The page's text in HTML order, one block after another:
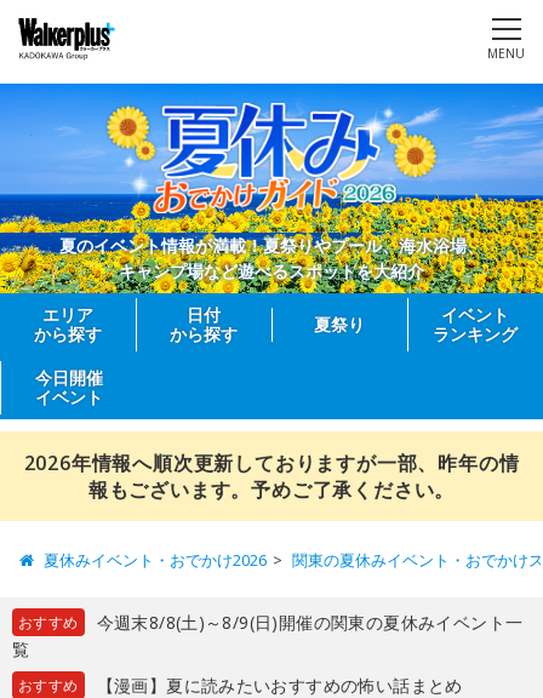
MENU
夏のイベント情報が満載！夏祭りやプール、海水浴場、
キャンプ場など遊べるスポットを大紹介
エリア
から探す
日付
から探す
夏祭り
イベント
ランキング
今日開催
イベント
2026年情報へ順次更新しておりますが一部、昨年の情
報もございます。予めご了承ください。
夏休みイベント・おでかけ2026 関東の夏休みイベント・おでかけ
おすすめ
今週末8/8(土)～8/9(日)開催の関東の夏休みイベント一
覧
おすすめ 【漫画】夏に読みたいおすすめの怖い話まとめ